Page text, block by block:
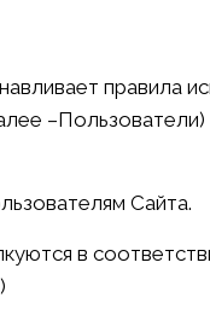
правила
Сайта.
в